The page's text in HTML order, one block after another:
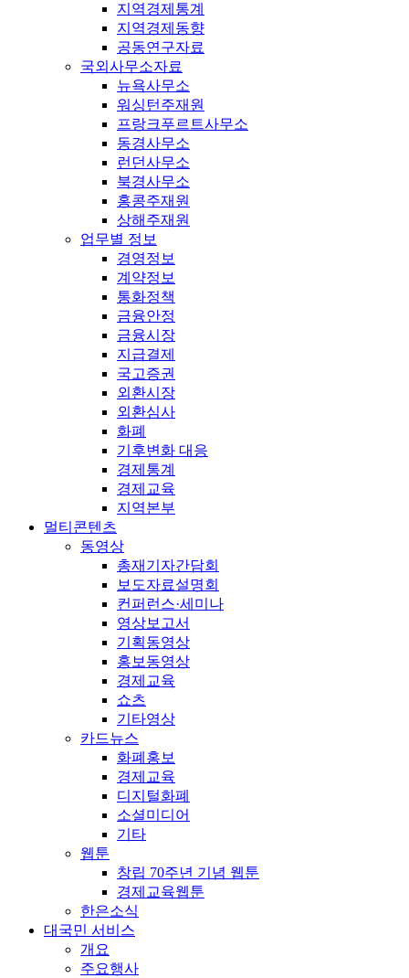
지역경제통계
지역경제동향
공동연구자료
국외사무소자료
뉴욕사무소
워싱턴주재원
프랑크푸르트사무소
동경사무소
런던사무소
북경사무소
홍콩주재원
상해주재원
업무별 정보
경영정보
계약정보
통화정책
금융안정
금융시장
지급결제
국고증권
외환시장
외환심사
화폐
기후변화 대응
경제통계
경제교육
지역본부
멀티콘텐츠
동영상
총재기자간담회
보도자료설명회
컨퍼런스·세미나
영상보고서
기획동영상
홍보동영상
경제교육
쇼츠
기타영상
카드뉴스
화폐홍보
경제교육
디지털화폐
소셜미디어
기타
웹툰
창립 70주년 기념 웹툰
경제교육웹툰
한은소식
대국민 서비스
개요
주요행사